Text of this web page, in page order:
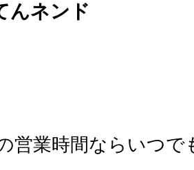
んネンド
営業時間ならいつで